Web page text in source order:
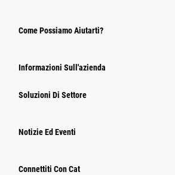
Come Possiamo Aiutarti?
Informazioni Sull'azienda
Soluzioni Di Settore
Notizie Ed Eventi
Connettiti Con Cat